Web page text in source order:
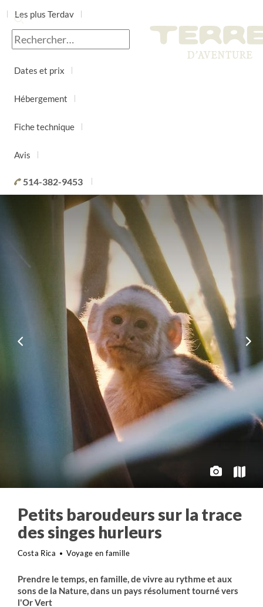
Les plus Terdav
Jour par jour
Dates et prix
Hébergement
Fiche technique
Avis
514-382-9453
Petits baroudeurs sur la trace
des singes hurleurs
Costa Rica Voyage en famille
Prendre le temps, en famille, de vivre au rythme et aux
sons de la Nature, dans un pays résolument tourné vers
l'Or Vert